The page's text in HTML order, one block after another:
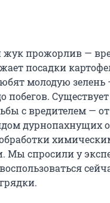
жук прожорлив —
посадки
молодую зелень
побегов.
с вредителем —
дурнопахнущих
Мы спросили у